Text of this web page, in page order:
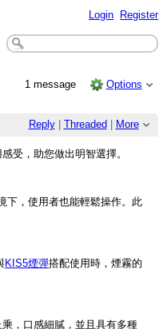
Login Register
1 message Options
Reply| Threaded More
受，助您做出明智選擇。
下，使用者也能輕鬆操作。此
KIS5煙彈搭配使用時，煙霧的
，口感細膩，並且具有多種